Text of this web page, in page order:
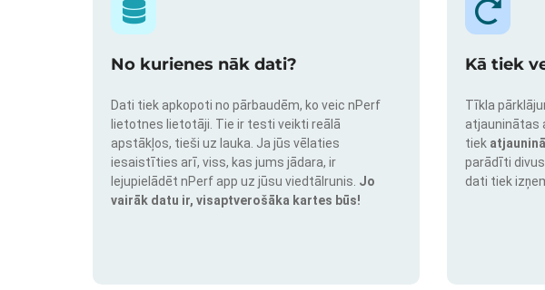
No kurienes nāk dati?
Dati tiek apkopoti no pārbaudēm, ko veic nPerf
lietotnes lietotāji. Tie ir testi veikti reālā
apstākļos, tieši uz lauka. Ja jūs vēlaties
iesaistīties arī, viss, kas jums jādara, ir
lejupielādēt nPerf app uz jūsu viedtālrunis. Jo
vairāk datu ir, visaptverošāka kartes būs!
Kā tiek
Tīkla
atjauninātas
tiek
parādīti
dati tiek